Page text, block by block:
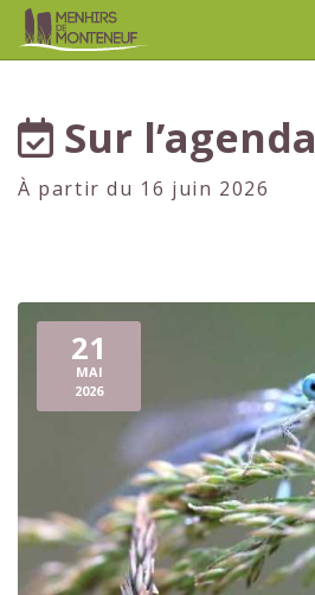
Sur l’agenda
À partir du 16 juin 2026
21
MAI
2026